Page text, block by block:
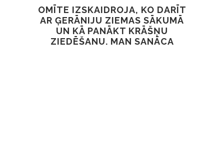
OMĪTE IZSKAIDROJA, KO DARĪT
AR ĢERĀNIJU ZIEMAS SĀKUMĀ
UN KĀ PANĀKT KRĀŠŅU
ZIEDĒŠANU. MAN SANĀCA